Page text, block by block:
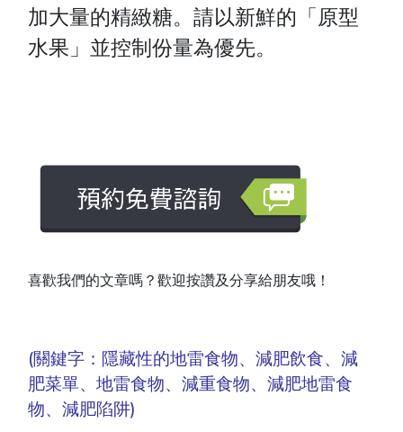
加大量的精緻糖。請以新鮮的「原型
水果」並控制份量為優先。
喜歡我們的文章嗎？歡迎按讚及分享給朋友哦！
(關鍵字：隱藏性的地雷食物、減肥飲食、減
肥菜單、地雷食物、減重食物、減肥地雷食
物、減肥陷阱)